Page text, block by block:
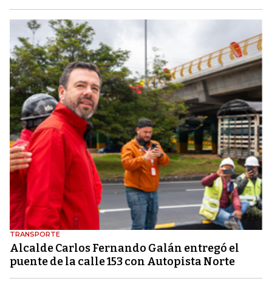
TRANSPORTE
Alcalde Carlos Fernando Galán entregó el
puente de la calle 153 con Autopista Norte